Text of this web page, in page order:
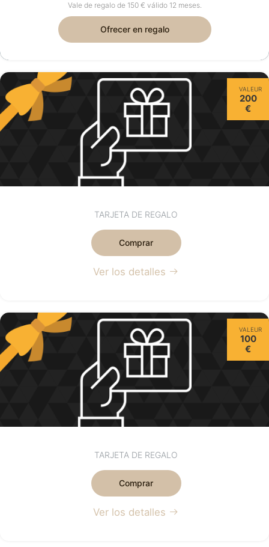
Vale de regalo de 150 € válido 12 meses.
Ofrecer en regalo
VALEUR
200
€
TARJETA DE REGALO
Comprar
Ver los detalles
VALEUR
100
€
TARJETA DE REGALO
Comprar
Ver los detalles